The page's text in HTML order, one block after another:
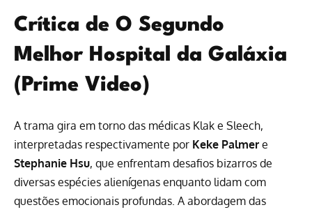
Crítica de O Segundo
Melhor Hospital da Galáxia
(Prime Video)
A trama gira em torno das médicas Klak e Sleech,
interpretadas respectivamente por Keke Palmer e
Stephanie Hsu, que enfrentam desafios bizarros de
diversas espécies alienígenas enquanto lidam com
questões emocionais profundas. A abordagem das